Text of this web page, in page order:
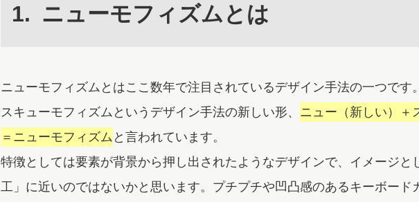
ニューモフィズムとは
ニューモフィズムとはここ数年で注目されているデザイン手法の一つです。
スキューモフィズムというデザイン手法の新しい形、 ニュー（新しい）＋
＝ニューモフィズム と言われています。
特徴としては要素が背景から押し出されたようなデザインで、イメージと
工」に近いのではないかと思います。プチプチや凹凸感のあるキーボード